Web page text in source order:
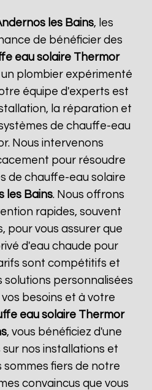
les Bains, les
de bénéficier des
eau solaire Thermor
un plombier expérimenté
équipe d'experts est
la réparation et
de chauffe-eau
Nous intervenons
pour résoudre
de chauffe-eau solaire
les Bains. Nous offrons
rapides, souvent
pour vous assurer que
d'eau chaude pour
sont compétitifs et
solutions personnalisées
besoins et à votre
eau solaire Thermor
, vous bénéficiez d'une
nos installations et
sommes fiers de notre
convaincus que vous